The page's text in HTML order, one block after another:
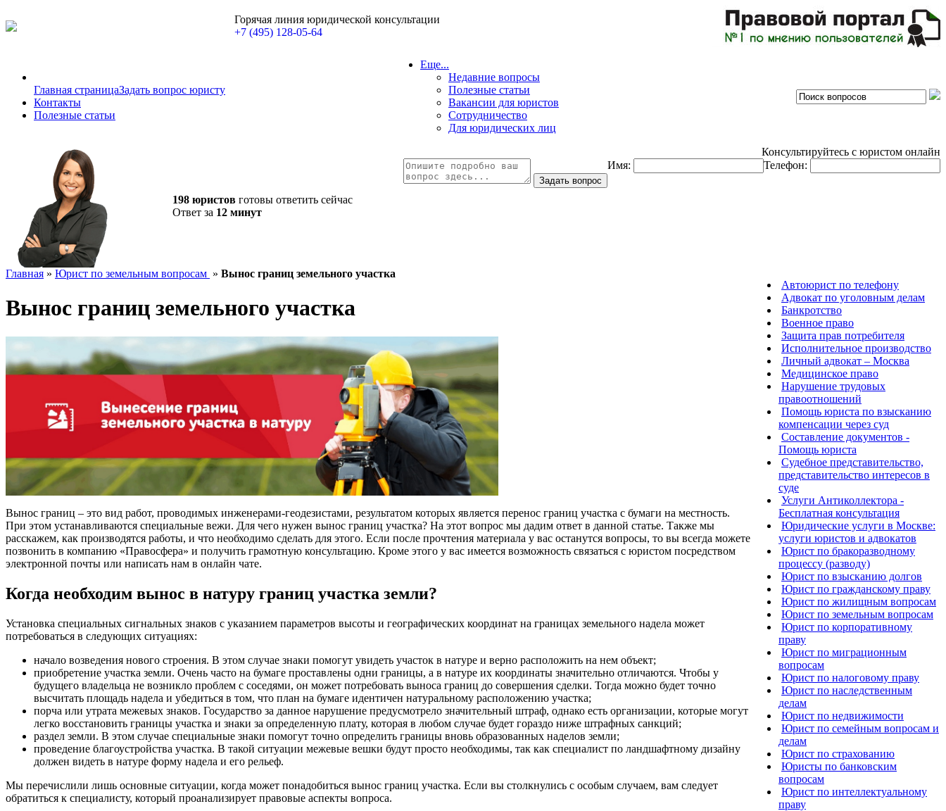
Горячая линия юридической консультации
+7 (495) 128-05-64
Главная страницаЗадать вопрос юристу
Контакты
Полезные статьи
Еще...
Недавние вопросы
Полезные статьи
Вакансии для юристов
Сотрудничество
Для юридических лиц
198 юристов готовы ответить сейчас
Ответ за 12 минут
Консультируйтесь с юристом онлайн
Имя:
Телефон:
Главная » Юрист по земельным вопросам » Вынос границ земельного участка
Вынос границ земельного участка
Вынос границ – это вид работ, проводимых инженерами-геодезистами, результатом которых является перенос границ участка с бумаги на местность.
При этом устанавливаются специальные вежи. Для чего нужен вынос границ участка? На этот вопрос мы дадим ответ в данной статье. Также мы
расскажем, как производятся работы, и что необходимо сделать для этого. Если после прочтения материала у вас останутся вопросы, то вы всегда можете
позвонить в компанию «Правосфера» и получить грамотную консультацию. Кроме этого у вас имеется возможность связаться с юристом посредством
электронной почты или написать нам в онлайн чате.
Когда необходим вынос в натуру границ участка земли?
Установка специальных сигнальных знаков с указанием параметров высоты и географических координат на границах земельного надела может
потребоваться в следующих ситуациях:
начало возведения нового строения. В этом случае знаки помогут увидеть участок в натуре и верно расположить на нем объект;
приобретение участка земли. Очень часто на бумаге проставлены одни границы, а в натуре их координаты значительно отличаются. Чтобы у
будущего владельца не возникло проблем с соседями, он может потребовать выноса границ до совершения сделки. Тогда можно будет точно
высчитать площадь надела и убедиться в том, что план на бумаге идентичен натуральному расположению участка;
порча или утрата межевых знаков. Государство за данное нарушение предусмотрело значительный штраф, однако есть организации, которые могут
легко восстановить границы участка и знаки за определенную плату, которая в любом случае будет гораздо ниже штрафных санкций;
раздел земли. В этом случае специальные знаки помогут точно определить границы вновь образованных наделов земли;
проведение благоустройства участка. В такой ситуации межевые вешки будут просто необходимы, так как специалист по ландшафтному дизайну
должен видеть в натуре форму надела и его рельеф.
Мы перечислили лишь основные ситуации, когда может понадобиться вынос границ участка. Если вы столкнулись с особым случаем, вам следует
обратиться к специалисту, который проанализирует правовые аспекты вопроса.
Автоюрист по телефону
Адвокат по уголовным делам
Банкротство
Военное право
Защита прав потребителя
Исполнительное производство
Личный адвокат – Москва
Медицинское право
Нарушение трудовых
правоотношений
Помощь юриста по взысканию
компенсации через суд
Составление документов -
Помощь юриста
Судебное представительство,
представительство интересов в
суде
Услуги Антиколлектора -
Бесплатная консультация
Юридические услуги в Москве:
услуги юристов и адвокатов
Юрист по бракоразводному
процессу (разводу)
Юрист по взысканию долгов
Юрист по гражданскому праву
Юрист по жилищным вопросам
Юрист по земельным вопросам
Юрист по корпоративному
праву
Юрист по миграционным
вопросам
Юрист по налоговому праву
Юрист по наследственным
делам
Юрист по недвижимости
Юрист по семейным вопросам и
делам
Юрист по страхованию
Юристы по банковским
вопросам
Юрист по интеллектуальному
праву